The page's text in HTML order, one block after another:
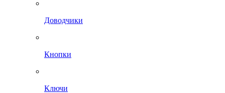
Доводчики
Кнопки
Ключи